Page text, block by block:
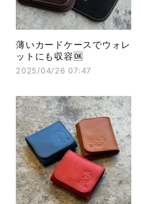
薄いカードケースでウォレ
ットにも収容🆗
2025/04/26 07:47